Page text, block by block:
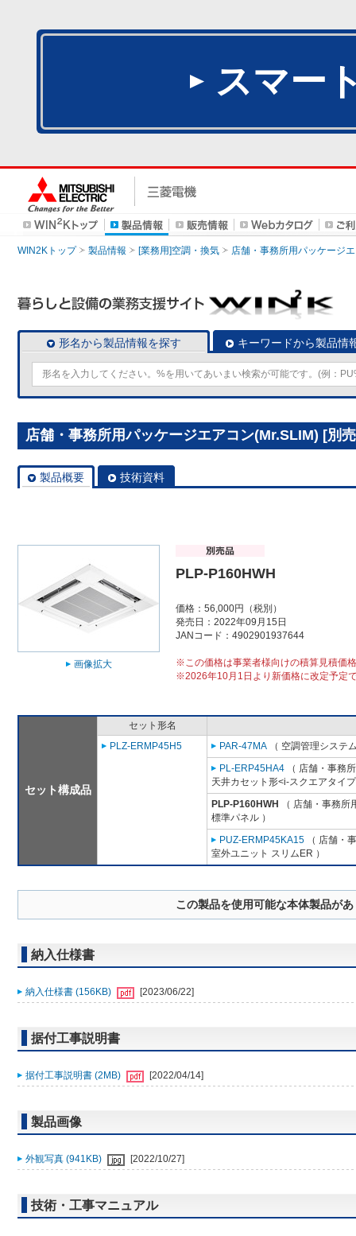
スマー
WIN2Kトップ 製品情報 [業務用]空調・換気 店舗・事務所用パッケージ
形名から製品情報を探す キーワードから製品情
店舗・事務所用パッケージエアコン(Mr.SLIM) [別
製品概要 技術資料
画像拡大
PLP-P160HWH
価格：56,000円（税別）
発売日：2022年09月15日
JANコード：4902901937644
※この価格は事業者様向けの積算見積価
※2026年10月1日より新価格に改定予定
セット構成品
セット形名
PLZ-ERMP45H5
PAR-47MA （ 空調管理システ
PL-ERP45HA4 （ 店舗・事務
天井カセット形<i-スクエアタイ
PLP-P160HWH
（ 店舗・事務所
標準パネル ）
PUZ-ERMP45KA15 （ 店舗・
室外ユニット スリムER ）
この製品を使用可能な本体製品が
納入仕様書
納入仕様書 (156KB) [2023/06/22]
据付工事説明書
据付工事説明書 (2MB) [2022/04/14]
製品画像
外観写真 (941KB) [2022/10/27]
技術・工事マニュアル